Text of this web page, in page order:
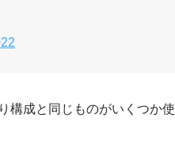
構成と同じものがいくつか使